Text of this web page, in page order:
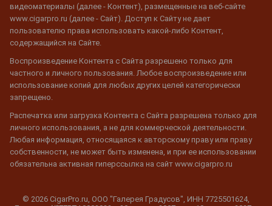
видеоматериалы (далее - Контент), размещенные на веб-сайте
www.cigarpro.ru (далее - Сайт). Доступ к Сайту не дает
пользователю права использовать какой-либо Контент,
содержащийся на Сайте.
Воспроизведение Контента с Сайта разрешено только для
частного и личного пользования. Любое воспроизведение или
использование копий для любых других целей категорически
запрещено.
Распечатка или загрузка Контента с Сайта разрешена только для
личного использования, а не для коммерческой деятельности.
Любая информация, относящаяся к авторскому праву или праву
собственности, не может быть изменена, и при ее использовании
обязательна активная гиперссылка на сайт www.cigarpro.ru
© 2026 CigarPro.ru, ООО "Галерея Градусов", ИНН 7725501624,